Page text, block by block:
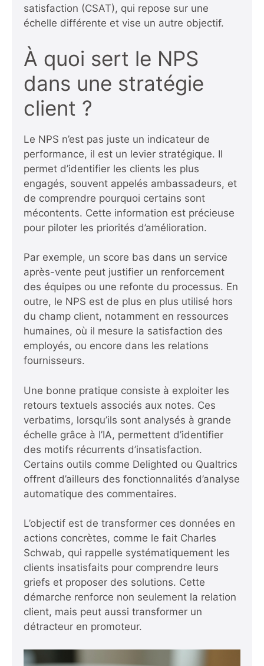
satisfaction (CSAT), qui repose sur une
échelle différente et vise un autre objectif.
À quoi sert le NPS
dans une stratégie
client ?
Le NPS n’est pas juste un indicateur de
performance, il est un levier stratégique. Il
permet d’identifier les clients les plus
engagés, souvent appelés ambassadeurs, et
de comprendre pourquoi certains sont
mécontents. Cette information est précieuse
pour piloter les priorités d’amélioration.
Par exemple, un score bas dans un service
après-vente peut justifier un renforcement
des équipes ou une refonte du processus. En
outre, le NPS est de plus en plus utilisé hors
du champ client, notamment en ressources
humaines, où il mesure la satisfaction des
employés, ou encore dans les relations
fournisseurs.
Une bonne pratique consiste à exploiter les
retours textuels associés aux notes. Ces
verbatims, lorsqu’ils sont analysés à grande
échelle grâce à l’IA, permettent d’identifier
des motifs récurrents d’insatisfaction.
Certains outils comme Delighted ou Qualtrics
offrent d’ailleurs des fonctionnalités d’analyse
automatique des commentaires.
L’objectif est de transformer ces données en
actions concrètes, comme le fait Charles
Schwab, qui rappelle systématiquement les
clients insatisfaits pour comprendre leurs
griefs et proposer des solutions. Cette
démarche renforce non seulement la relation
client, mais peut aussi transformer un
détracteur en promoteur.